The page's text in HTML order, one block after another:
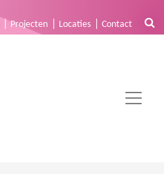
Projecten Locaties Contact